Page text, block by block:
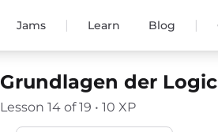
Jams | Learn Blog |
Grundlagen der
Lesson 14 of 19 • 10 XP